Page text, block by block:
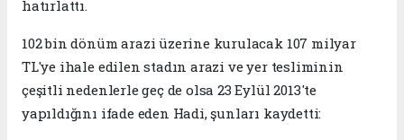
hatırlattı.
102 bin dönüm arazi üzerine kurulacak 107 milyar
TL'ye ihale edilen stadın arazi ve yer tesliminin
çeşitli nedenlerle geç de olsa 23 Eylül 2013'te
yapıldığını ifade eden Hadi, şunları kaydetti: